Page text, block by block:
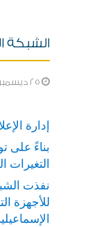
الشبكة
إدارة
بناءً على
التغيرات
نفذت
للأجهزة